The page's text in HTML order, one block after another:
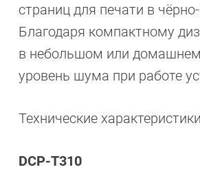
страниц для печати в
Благодаря компактному
в небольшом или домашнем
уровень шума при работе
Технические
DCP-T310